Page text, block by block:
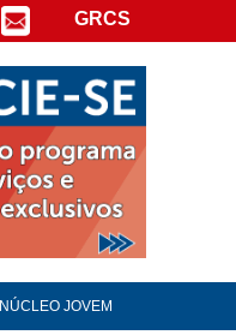
GRCS
NÚCLEO JOVEM